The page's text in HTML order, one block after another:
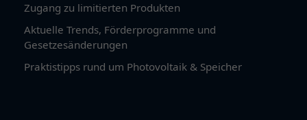
Zugang zu limitierten Produkten
Aktuelle Trends, Förderprogramme und
Gesetzesänderungen
Praktistipps rund um Photovoltaik & Speicher